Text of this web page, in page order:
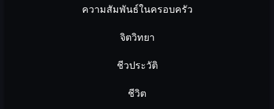
ความสัมพันธ์ในครอบครัว
จิตวิทยา
ชีวประวัติ
ชีวิต